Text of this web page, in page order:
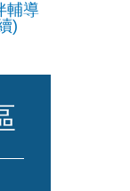
輔導
)